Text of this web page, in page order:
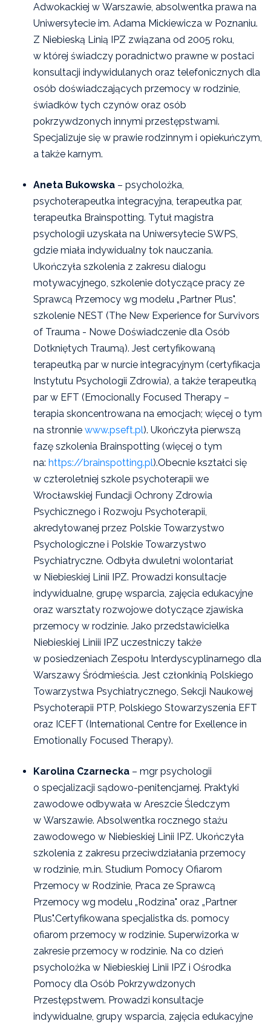
Adwokackiej w Warszawie, absolwentka prawa na
Uniwersytecie im. Adama Mickiewicza w Poznaniu.
Z Niebieską Linią IPZ związana od 2005 roku,
w której świadczy poradnictwo prawne w postaci
konsultacji indywidulanych oraz telefonicznych dla
osób doświadczających przemocy w rodzinie,
świadków tych czynów oraz osób
pokrzywdzonych innymi przestępstwami.
Specjalizuje się w prawie rodzinnym i opiekuńczym,
a także karnym.
Aneta Bukowska – psycholożka,
psychoterapeutka integracyjna, terapeutka par,
terapeutka Brainspotting. Tytuł magistra
psychologii uzyskała na Uniwersytecie SWPS,
gdzie miała indywidualny tok nauczania.
Ukończyła szkolenia z zakresu dialogu
motywacyjnego, szkolenie dotyczące pracy ze
Sprawcą Przemocy wg modelu „Partner Plus",
szkolenie NEST (The New Experience for Survivors
of Trauma - Nowe Doświadczenie dla Osób
Dotkniętych Traumą). Jest certyfikowaną
terapeutką par w nurcie integracyjnym (certyfikacja
Instytutu Psychologii Zdrowia), a także terapeutką
par w EFT (Emocionally Focused Therapy –
terapia skoncentrowana na emocjach; więcej o tym
na stronnie www.pseft.pl). Ukończyła pierwszą
fazę szkolenia Brainspotting (więcej o tym
na: https://brainspotting.pl).Obecnie kształci się
w czteroletniej szkole psychoterapii we
Wrocławskiej Fundacji Ochrony Zdrowia
Psychicznego i Rozwoju Psychoterapii,
akredytowanej przez Polskie Towarzystwo
Psychologiczne i Polskie Towarzystwo
Psychiatryczne. Odbyła dwuletni wolontariat
w Niebieskiej Linii IPZ. Prowadzi konsultacje
indywidualne, grupę wsparcia, zajęcia edukacyjne
oraz warsztaty rozwojowe dotyczące zjawiska
przemocy w rodzinie. Jako przedstawicielka
Niebieskiej Liniii IPZ uczestniczy także
w posiedzeniach Zespołu Interdyscyplinarnego dla
Warszawy Śródmieścia. Jest członkinią Polskiego
Towarzystwa Psychiatrycznego, Sekcji Naukowej
Psychoterapii PTP, Polskiego Stowarzyszenia EFT
oraz ICEFT (International Centre for Exellence in
Emotionally Focused Therapy).
Karolina Czarnecka – mgr psychologii
o specjalizacji sądowo-penitencjarnej. Praktyki
zawodowe odbywała w Areszcie Śledczym
w Warszawie. Absolwentka rocznego stażu
zawodowego w Niebieskiej Linii IPZ. Ukończyła
szkolenia z zakresu przeciwdziałania przemocy
w rodzinie, m.in. Studium Pomocy Ofiarom
Przemocy w Rodzinie, Praca ze Sprawcą
Przemocy wg modelu „Rodzina" oraz „Partner
Plus".Certyfikowana specjalistka ds. pomocy
ofiarom przemocy w rodzinie. Superwizorka w
zakresie przemocy w rodzinie. Na co dzień
psycholożka w Niebieskiej Linii IPZ i Ośrodka
Pomocy dla Osób Pokrzywdzonych
Przestępstwem. Prowadzi konsultacje
indywidualne, grupy wsparcia, zajęcia edukacyjne